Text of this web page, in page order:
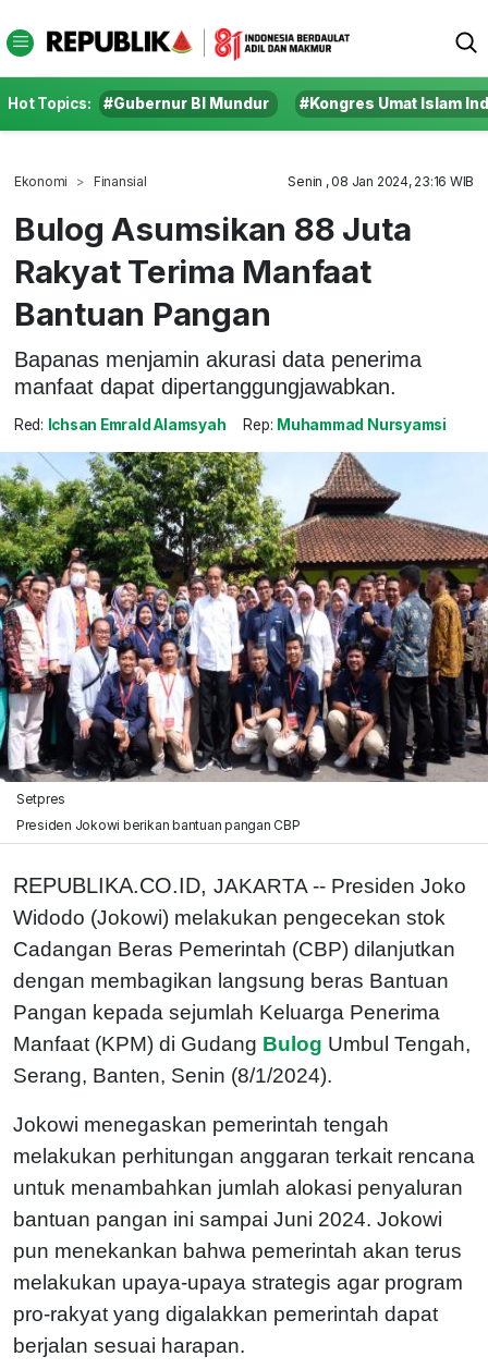
Hot Topics: #Gubernur BI Mundur #Kongres Umat Islam
Ekonomi Finansial Senin , 08 Jan 2024, 23:16 WIB
Bulog Asumsikan 88 Juta
Rakyat Terima Manfaat
Bantuan Pangan
Bapanas menjamin akurasi data penerima
manfaat dapat dipertanggungjawabkan.
Red: Ichsan Emrald Alamsyah Rep: Muhammad Nursyamsi
Setpres
Presiden Jokowi berikan bantuan pangan CBP
REPUBLIKA.CO.ID, JAKARTA -- Presiden Joko
Widodo (Jokowi) melakukan pengecekan stok
Cadangan Beras Pemerintah (CBP) dilanjutkan
dengan membagikan langsung beras Bantuan
Pangan kepada sejumlah Keluarga Penerima
Manfaat (KPM) di Gudang Bulog Umbul Tengah,
Serang, Banten, Senin (8/1/2024).
Jokowi menegaskan pemerintah tengah
melakukan perhitungan anggaran terkait rencana
untuk menambahkan jumlah alokasi penyaluran
bantuan pangan ini sampai Juni 2024. Jokowi
pun menekankan bahwa pemerintah akan terus
melakukan upaya-upaya strategis agar program
pro-rakyat yang digalakkan pemerintah dapat
berjalan sesuai harapan.